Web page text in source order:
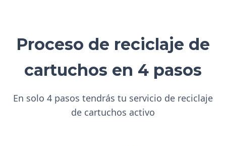
Proceso de reciclaje de
cartuchos en 4 pasos
En solo 4 pasos tendrás tu servicio de reciclaje
de cartuchos activo